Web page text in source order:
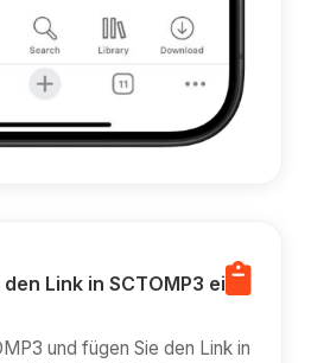
den Link in SCTOMP3 ein
und fügen Sie den Link in